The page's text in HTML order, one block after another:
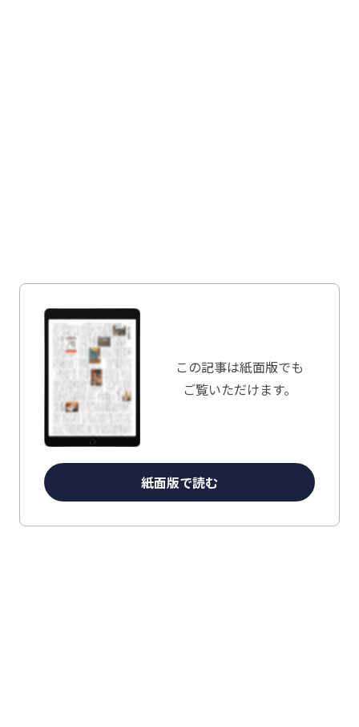
この記事は紙面版でも
ご覧いただけます。
紙面版で読む